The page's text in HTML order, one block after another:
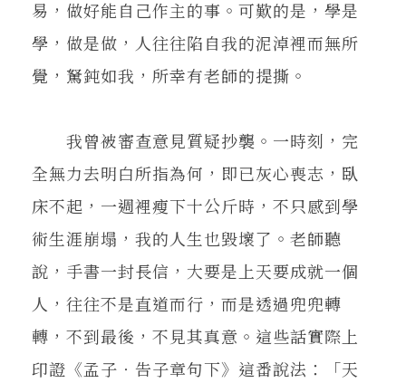
易，做好能自己作主的事。可歎的是，學是
學，做是做，人往往陷自我的泥淖裡而無所
覺，駑鈍如我，所幸有老師的提撕。
我曾被審查意見質疑抄襲。一時刻，完
全無力去明白所指為何，即已灰心喪志，臥
床不起，一週裡瘦下十公斤時，不只感到學
術生涯崩塌，我的人生也毀壞了。老師聽
說，手書一封長信，大要是上天要成就一個
人，往往不是直道而行，而是透過兜兜轉
轉，不到最後，不見其真意。這些話實際上
印證《孟子‧告子章句下》這番說法：「天